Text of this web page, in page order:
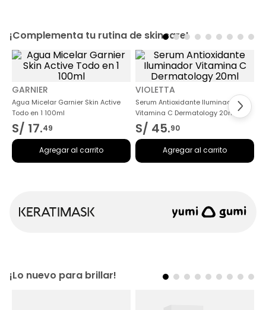
¡Complementa tu rutina de skincare!
GARNIER
Agua Micelar Garnier Skin Active
Todo en 1 100ml
S/ 17.49
Agregar al carrito
VIOLETTA
Serum Antioxidante Iluminador
Vitamina C Dermatology 20ml
S/ 45.90
Agregar al carrito
¡Lo nuevo para brillar!